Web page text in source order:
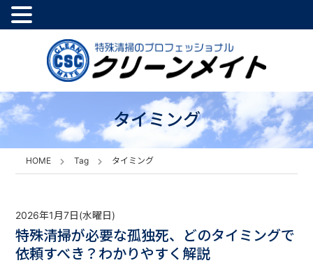
タイミング
HOME Tag タイミング
2026年1月7日(水曜日)
特殊清掃が必要な孤独死、どのタイミングで
依頼すべき？わかりやすく解説